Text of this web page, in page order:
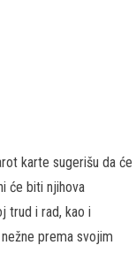
karte sugerišu da će
će biti njihova
trud i rad, kao i
prema svojim